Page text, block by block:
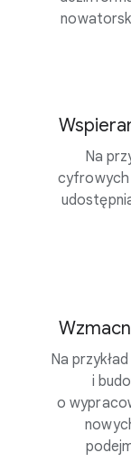
Na
cyfrowych
Na
i
o